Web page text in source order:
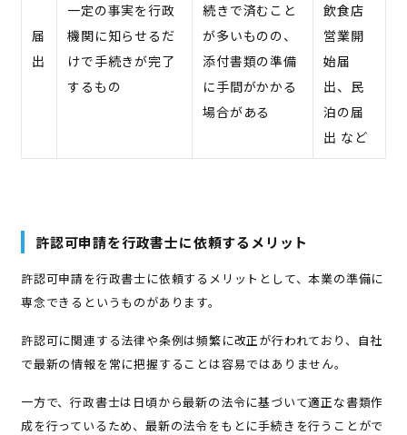
届
出
一定の事実を行政
機関に知らせるだ
けで手続きが完了
するもの
続きで済むこと
が多いものの、
添付書類の準備
に手間がかかる
場合がある
飲食店
営業開
始届
出、民
泊の届
出 など
許認可申請を行政書士に依頼するメリット
許認可申請を行政書士に依頼するメリットとして、本業の準備に
専念できるというものがあります。
許認可に関連する法律や条例は頻繁に改正が行われており、自社
で最新の情報を常に把握することは容易ではありません。
一方で、行政書士は日頃から最新の法令に基づいて適正な書類作
成を行っているため、最新の法令をもとに手続きを行うことがで